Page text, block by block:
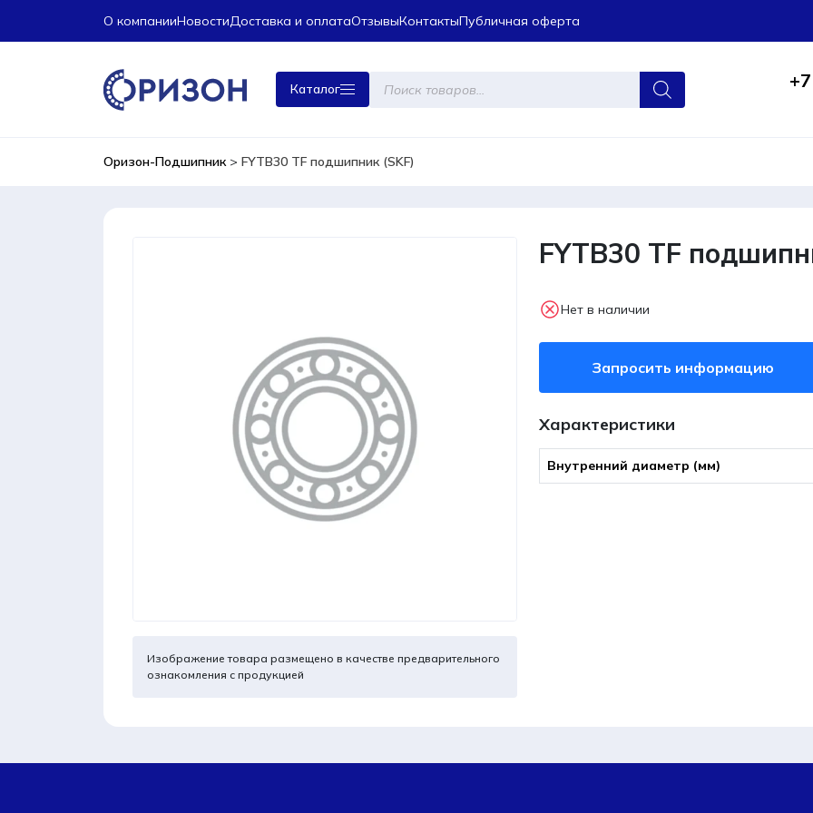
О компанииНовостиДоставка и оплатаОтзывыКонтактыПубличная оферта
Каталог
Поиск
товаров
Оризон-Подшипник> FYTB30 TF подшипник (SKF)
Изображение товара размещено в качестве предварительного
ознакомления с продукцией
FYTB30 TF
Нет в наличии
Запросить информацию
Характеристики
Внутренний диаметр (мм)